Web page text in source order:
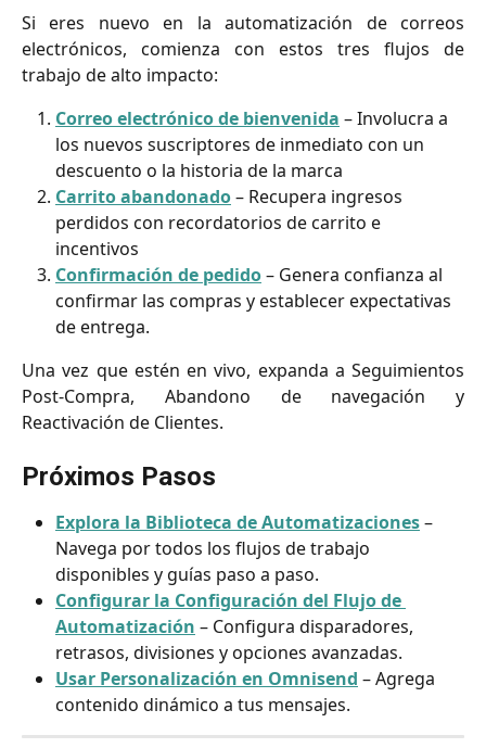
Si eres nuevo en la automatización de correos
electrónicos, comienza con estos tres flujos de
trabajo de alto impacto:
Correo electrónico de bienvenida – Involucra a
los nuevos suscriptores de inmediato con un
descuento o la historia de la marca
Carrito abandonado – Recupera ingresos
perdidos con recordatorios de carrito e
incentivos
Confirmación de pedido – Genera confianza al
confirmar las compras y establecer expectativas
de entrega.
Una vez que estén en vivo, expanda a Seguimientos
Post-Compra, Abandono de navegación y
Reactivación de Clientes.
Próximos Pasos
Explora la Biblioteca de Automatizaciones –
Navega por todos los flujos de trabajo
disponibles y guías paso a paso.
Configurar la Configuración del Flujo de
Automatización – Configura disparadores,
retrasos, divisiones y opciones avanzadas.
Usar Personalización en Omnisend – Agrega
contenido dinámico a tus mensajes.